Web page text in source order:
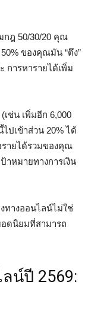
กฎ 50/30/20 คุณ
ของคุณมัน “ตึง”
การหารายได้เพิ่ม
เช่น เพิ่มอีก 6,000
ปเข้าส่วน 20% ได้
รายได้รวมของคุณ
าหมายทางการเงิน
ทางออนไลน์ไม่ใช่
อดนิยมที่สามารถ
น์ปี 2569: